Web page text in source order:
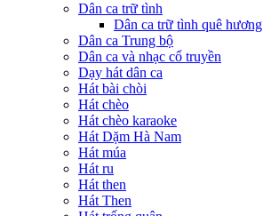
Dân ca trữ tình
Dân ca trữ tình quê hương
Dân ca Trung bộ
Dân ca và nhạc cổ truyền
Dạy hát dân ca
Hát bài chòi
Hát chèo
Hát chèo karaoke
Hát Dặm Hà Nam
Hát múa
Hát ru
Hát then
Hát Then